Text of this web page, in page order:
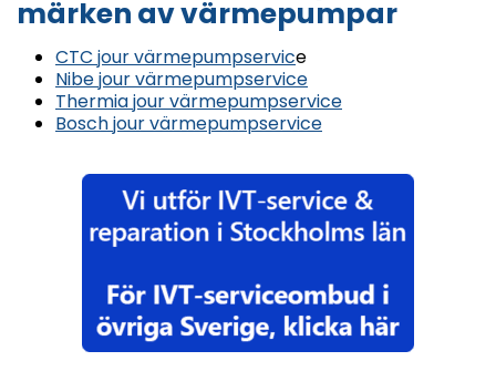
märken av värmepumpar
CTC jour värmepumpservice
Nibe jour värmepumpservice
Thermia jour värmepumpservice
Bosch jour värmepumpservice